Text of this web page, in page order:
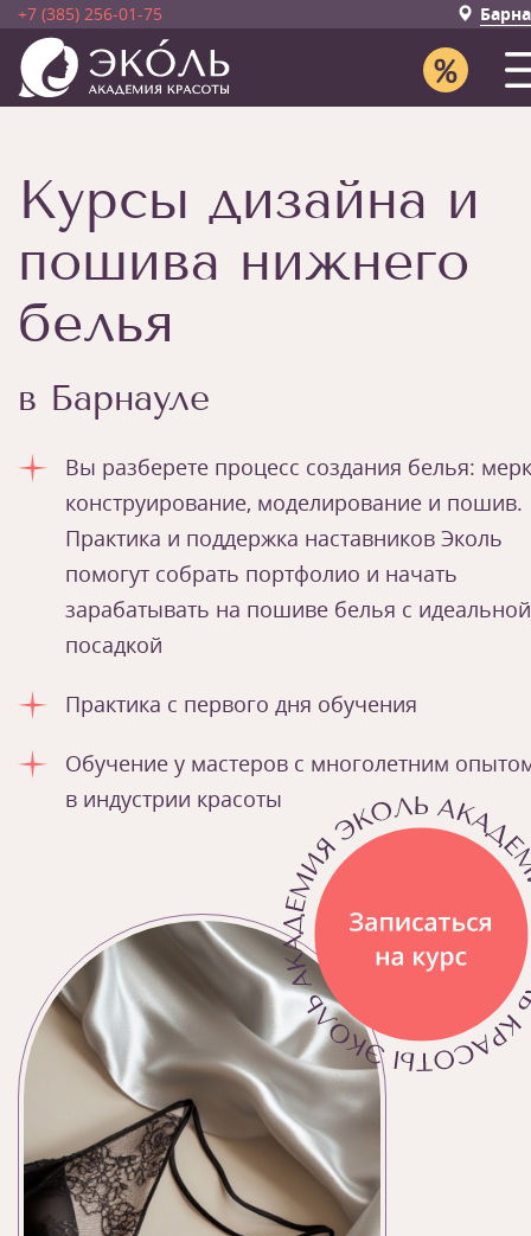
+7 (385) 256-01-75
Курсы дизайна и
пошива нижнего
белья
в Барнауле
Вы разберете процесс создания белья:
конструирование, моделирование и пошив.
Практика и поддержка наставников Эколь
помогут собрать портфолио и начать
зарабатывать на пошиве белья с идеальной
посадкой
Практика с первого дня обучения
Обучение у мастеров с многолетним
в индустрии красоты